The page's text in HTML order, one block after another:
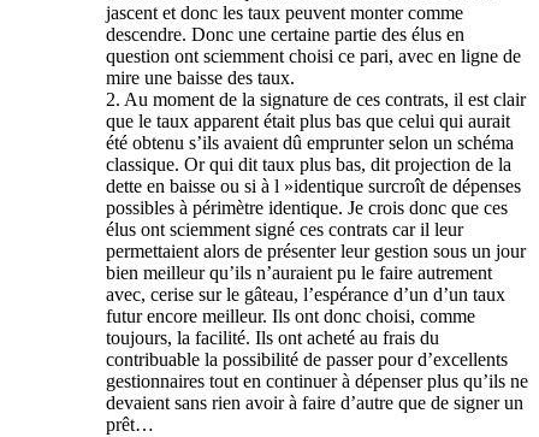
jascent et donc les taux peuvent monter comme
descendre. Donc une certaine partie des élus en
question ont sciemment choisi ce pari, avec en ligne de
mire une baisse des taux.
2. Au moment de la signature de ces contrats, il est clair
que le taux apparent était plus bas que celui qui aurait
été obtenu s’ils avaient dû emprunter selon un schéma
classique. Or qui dit taux plus bas, dit projection de la
dette en baisse ou si à l »identique surcroît de dépenses
possibles à périmètre identique. Je crois donc que ces
élus ont sciemment signé ces contrats car il leur
permettaient alors de présenter leur gestion sous un jour
bien meilleur qu’ils n’auraient pu le faire autrement
avec, cerise sur le gâteau, l’espérance d’un d’un taux
futur encore meilleur. Ils ont donc choisi, comme
toujours, la facilité. Ils ont acheté au frais du
contribuable la possibilité de passer pour d’excellents
gestionnaires tout en continuer à dépenser plus qu’ils ne
devaient sans rien avoir à faire d’autre que de signer un
prêt…